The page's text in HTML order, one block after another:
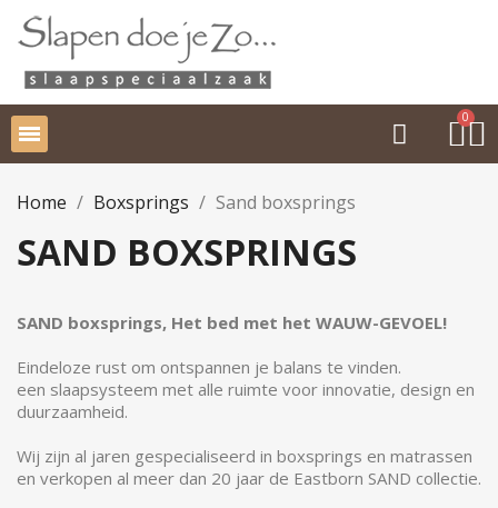
Home Boxsprings Sand boxsprings
SAND BOXSPRINGS
SAND boxsprings, Het bed met het WAUW-GEVOEL!
Eindeloze rust om ontspannen je balans te vinden.
een slaapsysteem met alle ruimte voor innovatie, design en
duurzaamheid.
Wij zijn al jaren gespecialiseerd in boxsprings en matrassen
en verkopen al meer dan 20 jaar de Eastborn SAND collectie.